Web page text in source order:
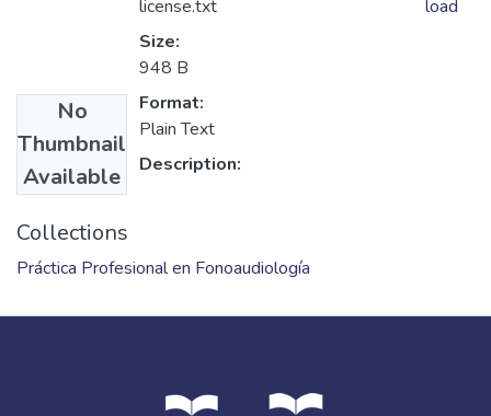
No
Thumbnail
Available
license.txt
Size:
948 B
Format:
Plain Text
Description:
load
Collections
Práctica Profesional en Fonoaudiología